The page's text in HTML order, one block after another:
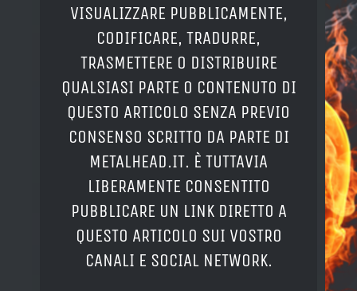
VISUALIZZARE PUBBLICAMENTE,
CODIFICARE, TRADURRE,
TRASMETTERE O DISTRIBUIRE
QUALSIASI PARTE O CONTENUTO DI
QUESTO ARTICOLO SENZA PREVIO
CONSENSO SCRITTO DA PARTE DI
METALHEAD.IT. È TUTTAVIA
LIBERAMENTE CONSENTITO
PUBBLICARE UN LINK DIRETTO A
QUESTO ARTICOLO SUI VOSTRO
CANALI E SOCIAL NETWORK.